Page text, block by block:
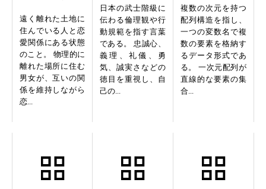
遠く離れた土地に
住んでいる人と恋
愛関係にある状態
のこと。 物理的に
離れた場所に住む
男女が、互いの関
係を維持しながら
恋...
日本の武士階級に
伝わる倫理観や行
動規範を指す言葉
である。 忠誠心、
義理、礼儀、勇
気、誠実さなどの
徳目を重視し、自
己の...
複数の次元を持つ
配列構造を指し、
一つの変数名で複
数の要素を格納す
るデータ形式であ
る。 一次元配列が
直線的な要素の集
合...